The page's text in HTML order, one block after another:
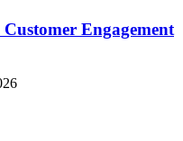
Engagement